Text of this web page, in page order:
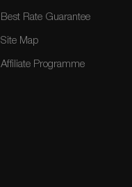
Best Rate Guarantee
Site Map
Affiliate Programme